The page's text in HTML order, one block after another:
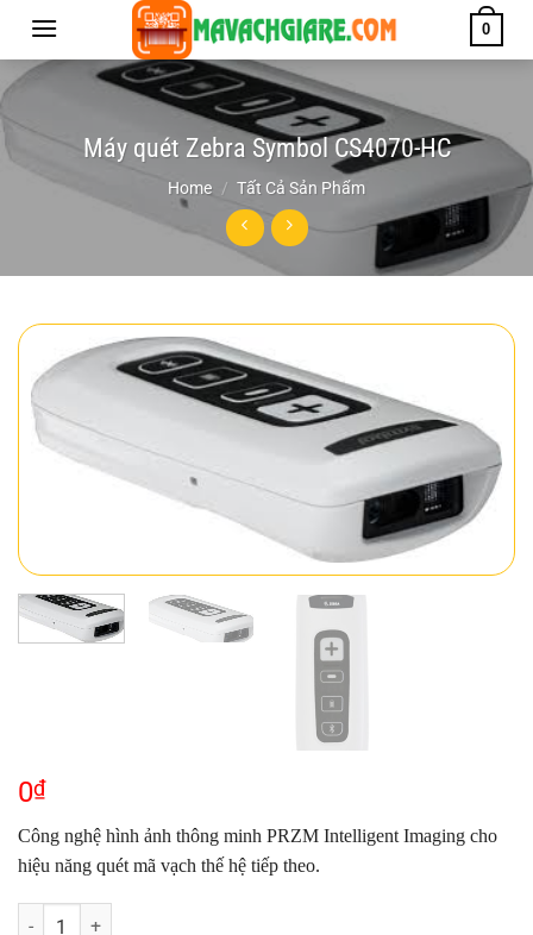
nội
dung
0
Máy quét Zebra Symbol CS4070-HC
Home / Tất Cả Sản Phẩm
0₫
Công nghệ hình ảnh thông minh PRZM Intelligent Imaging cho
hiệu năng quét mã vạch thế hệ tiếp theo.
Máy quét Zebra Symbol CS4070-HC quantity